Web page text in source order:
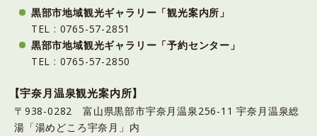
黒部市地域観光ギャラリー「観光案内所」
TEL : 0765-57-2851
黒部市地域観光ギャラリー「予約センター」
TEL : 0765-57-2850
【宇奈月温泉観光案内所】
〒938-0282 富山県黒部市宇奈月温泉256-11 宇奈月温泉総
湯「湯めどころ宇奈月」内